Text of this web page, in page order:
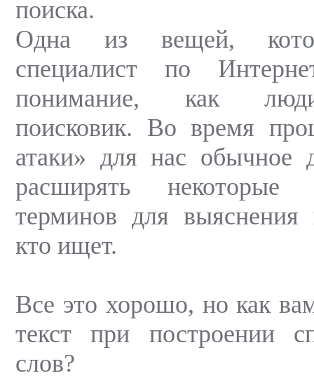
поиска.
Одна из вещей,
специалист по
понимание, как
поисковик. Во время
атаки» для нас обычное
расширять
терминов для выяснения
кто ищет.
Все это хорошо, но как
текст при построении
слов?